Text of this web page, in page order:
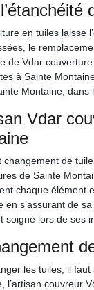
en tuiles laisse
le
de Vdar
à Sainte
Montaine, dans
Vdar
changement de
de Sainte
chaque élément
en s’assurant de
soigné lors de ses
les tuiles, il
l’artisan couvreur